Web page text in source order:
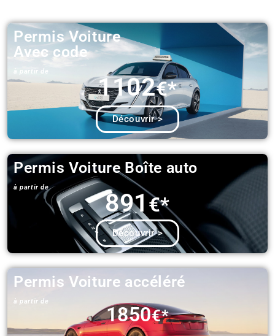
Permis Voiture
Avec code
à partir de​
1102€*
Découvrir >
Permis Voiture Boîte auto
à partir de​
891€*
Découvrir >
Permis Voiture accéléré
à partir de​
1850€*